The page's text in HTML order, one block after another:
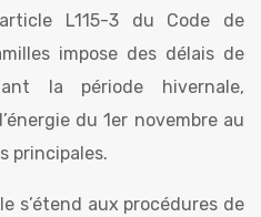
L115-3 du Code de
impose des délais de
la période hivernale,
du 1er novembre au
principales.
s’étend aux procédures de